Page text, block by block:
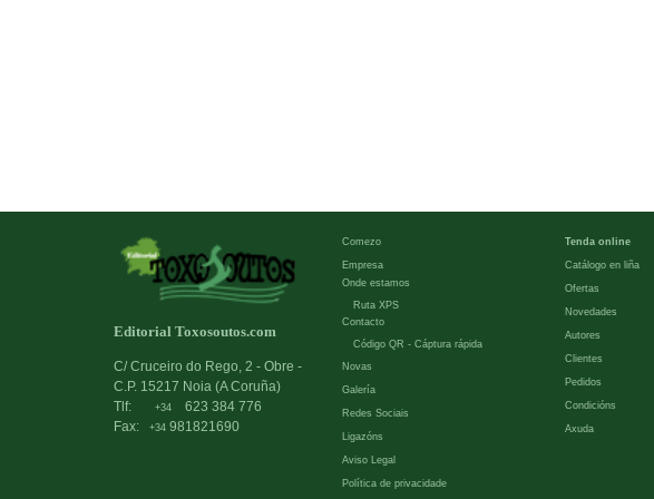
Editorial Toxosoutos.com
C/ Cruceiro do Rego, 2 - Obre -
C.P. 15217 Noia (A Coruña)
Tlf:
+34
623 384 776
Fax:
+34 981821690
Comezo
Empresa
Onde estamos
Ruta XPS
Contacto
Código QR - Cáptura rápida
Novas
Galería
Redes Sociais
Ligazóns
Aviso Legal
Política de privacidade
Tenda online
Catálogo en liña
Ofertas
Novedades
Autores
Clientes
Pedidos
Condicións
Axuda